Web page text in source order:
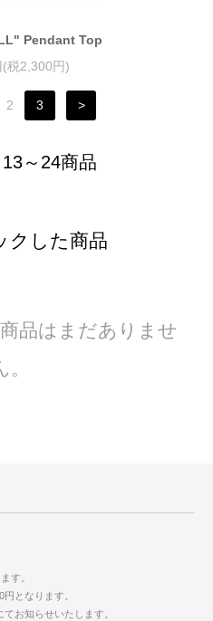
Pendant Top
税2,300円)
2 3 >
～24商品
クした商品
品はまだありませ
。
す。
となります。
お知らせいたします。